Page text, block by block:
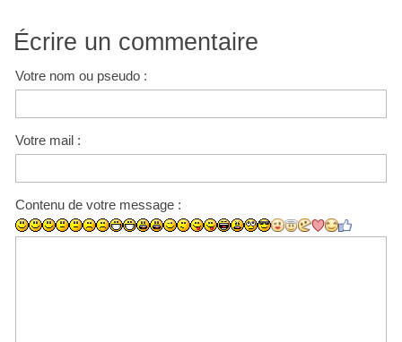
Écrire un commentaire
Votre nom ou pseudo :
Votre mail :
Contenu de votre message :